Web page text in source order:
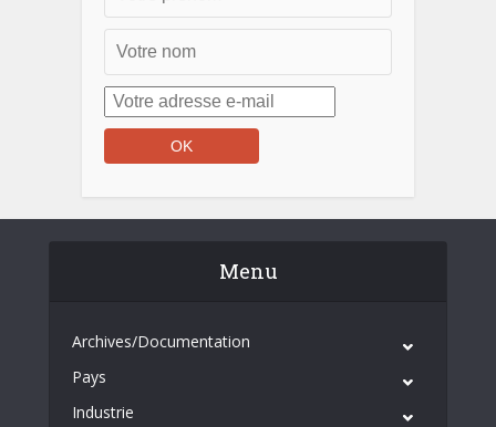
Menu
Archives/Documentation
Pays
Industrie